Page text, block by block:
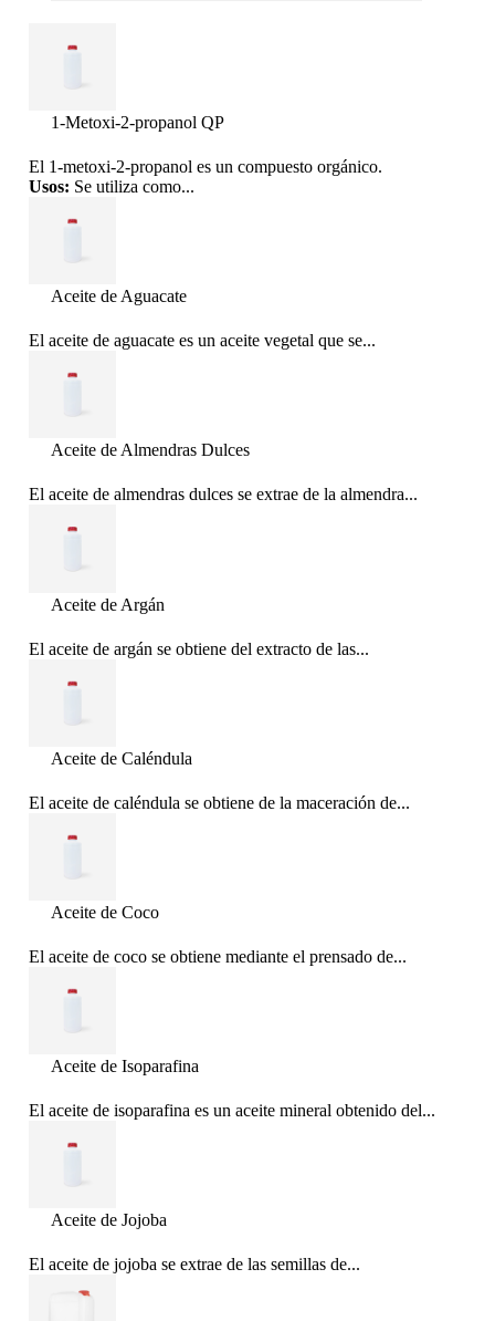
1-Metoxi-2-propanol QP
El 1-metoxi-2-propanol es un compuesto orgánico.
Usos: Se utiliza como...
Aceite de Aguacate
El aceite de aguacate es un aceite vegetal que se...
Aceite de Almendras Dulces
El aceite de almendras dulces se extrae de la almendra...
Aceite de Argán
El aceite de argán se obtiene del extracto de las...
Aceite de Caléndula
El aceite de caléndula se obtiene de la maceración de...
Aceite de Coco
El aceite de coco se obtiene mediante el prensado de...
Aceite de Isoparafina
El aceite de isoparafina es un aceite mineral obtenido del...
Aceite de Jojoba
El aceite de jojoba se extrae de las semillas de...